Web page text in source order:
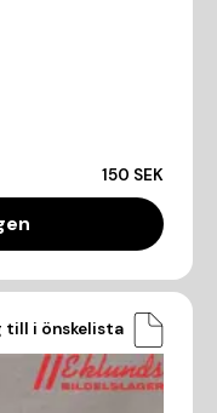
150 SEK
till i önskelista